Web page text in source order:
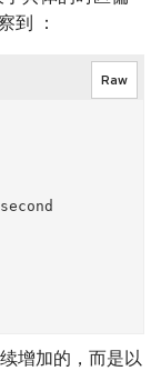
到 ：
Raw
增加的，而是以